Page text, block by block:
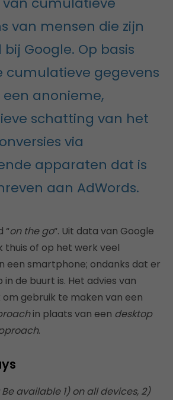
van mensen die zijn
Google. Op basis
cumulatieve gegevens
anonieme,
schatting van het
via
apparaten dat is
aan AdWords.
“on the go“. Uit data van Google
thuis of op het werk veel
een smartphone; ondanks dat er
de buurt is. Het advies van
om gebruik te maken van een
in plaats van een desktop
.
Be available 1) on all devices, 2)